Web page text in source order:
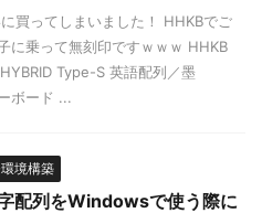
買ってしまいました！ HHKBでご
に乗って無刻印ですｗｗｗ HHKB
Type-S 英語配列／墨
ボード ...
境構築
配列をWindowsで使う際に